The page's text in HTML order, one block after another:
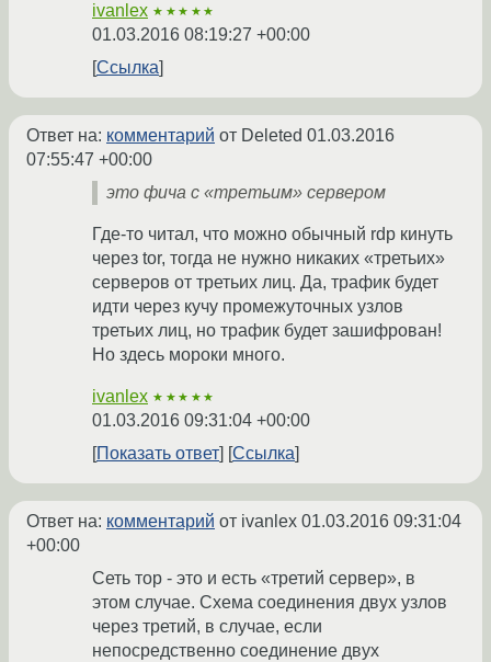
ivanlex ★★★★★
01.03.2016 08:19:27 +00:00
Ссылка
Ответ на: комментарий от Deleted 01.03.2016
07:55:47 +00:00
это фича с «третьим» сервером
Где-то читал, что можно обычный rdp кинуть
через tor, тогда не нужно никаких «третьих»
серверов от третьих лиц. Да, трафик будет
идти через кучу промежуточных узлов
третьих лиц, но трафик будет зашифрован!
Но здесь мороки много.
ivanlex ★★★★★
01.03.2016 09:31:04 +00:00
Показать ответ
Ссылка
Ответ на: комментарий от ivanlex 01.03.2016 09:31:04
+00:00
Сеть тор - это и есть «третий сервер», в
этом случае. Схема соединения двух узлов
через третий, в случае, если
непосредственно соединение двух